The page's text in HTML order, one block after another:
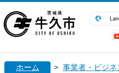
閉じる
ホーム > 事業者・ビジネ